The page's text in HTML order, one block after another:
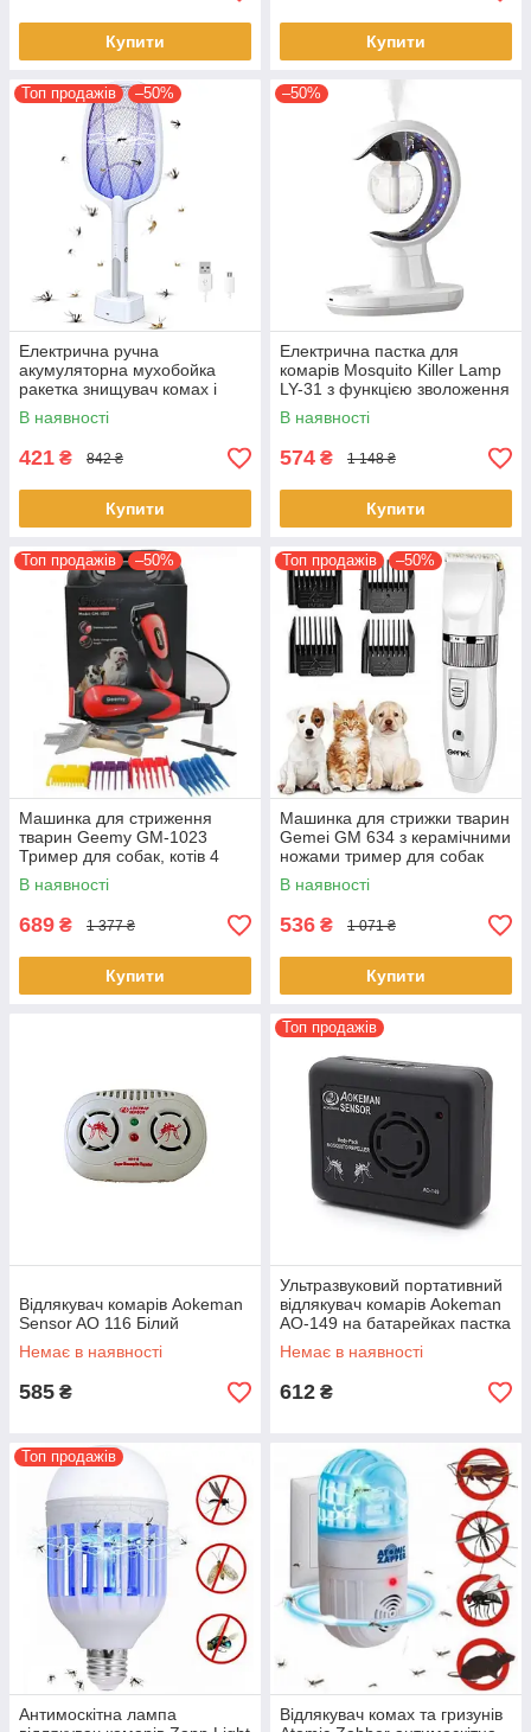
Купити Купити
Топ продажів –50%
Електрична ручна
акумуляторна мухобойка
ракетка знищувач комах і
комарів mosquito racket
В наявності
421 ₴ 842 ₴
Купити
–50%
Електрична пастка для
комарів Mosquito Killer Lamp
LY-31 з функцією зволоження
повітря та LED
підсвічуванням
В наявності
574 ₴ 1 148 ₴
Купити
Топ продажів –50%
Машинка для стриження
тварин Geemy GM-1023
Тример для собак, котів 4
насадки 10 Вт
В наявності
689 ₴ 1 377 ₴
Купити
Топ продажів –50%
Машинка для стрижки тварин
Gemei GM 634 з керамічними
ножами тример для собак
котів 3 Вт
В наявності
536 ₴ 1 071 ₴
Купити
Відлякувач комарів Aokeman
Sensor AO 116 Білий
Немає в наявності
585 ₴
Топ продажів
Ультразвуковий портативний
відлякувач комарів Aokeman
AO-149 на батарейках пастка
для комах
Немає в наявності
612 ₴
Топ продажів
Антимоскітна лампа
Відлякувач комах та гризунів